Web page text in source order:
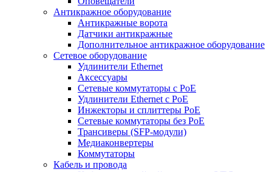
Антикражное оборудование
Антикражные ворота
Датчики антикражные
Дополнительное антикражное оборудование
Сетевое оборудование
Удлинители Ethernet
Аксессуары
Сетевые коммутаторы с РоЕ
Удлинители Ethernet с PoE
Инжекторы и сплиттеры РоЕ
Сетевые коммутаторы без РоЕ
Трансиверы (SFP-модули)
Медиаконвертеры
Коммутаторы
Кабель и провода